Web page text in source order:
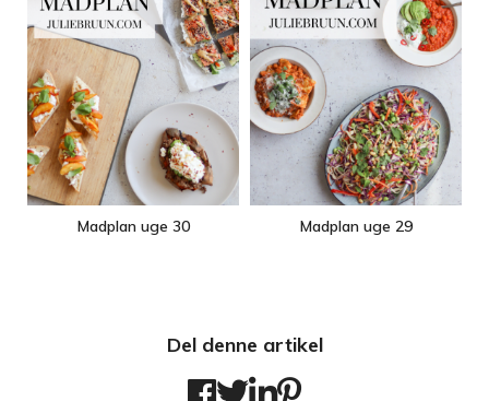
Madplan uge 30 Madplan uge 29
Del denne artikel